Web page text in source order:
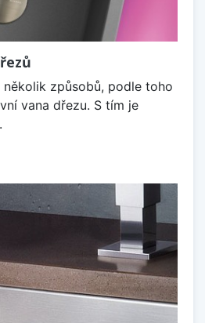
způsobů, podle toho
vana dřezu. S tím je